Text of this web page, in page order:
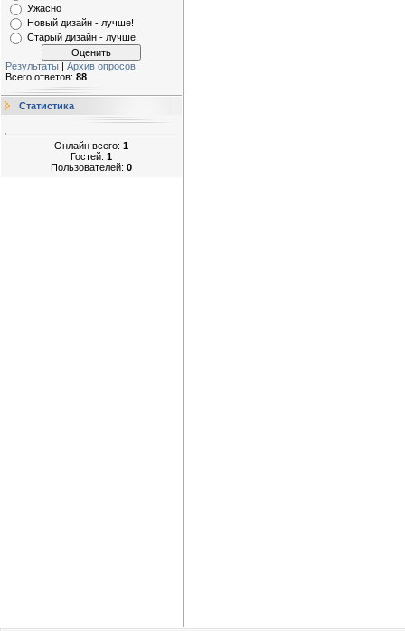
Ужасно
Новый дизайн - лучше!
Старый дизайн - лучше!
Результаты | Архив опросов
Всего ответов: 88
Статистика
Онлайн всего: 1
Гостей: 1
Пользователей: 0